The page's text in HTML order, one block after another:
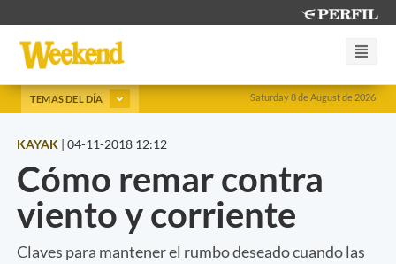
Saturday 8 de August de 2026
TEMAS DEL DÍA
KAYAK | 04-11-2018 12:12
Cómo remar contra
viento y corriente
Claves para mantener el rumbo deseado cuando las